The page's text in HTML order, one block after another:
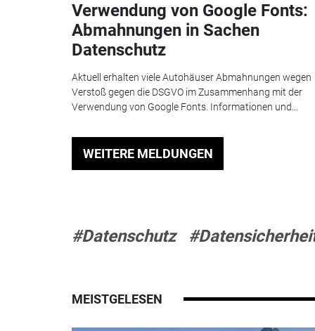
Verwendung von Google Fonts:
Abmahnungen in Sachen
Datenschutz
Aktuell erhalten viele Autohäuser Abmahnungen wegen
Verstoß gegen die DSGVO im Zusammenhang mit der
Verwendung von Google Fonts. Informationen und...
WEITERE MELDUNGEN
#Datenschutz
MEISTGELESEN